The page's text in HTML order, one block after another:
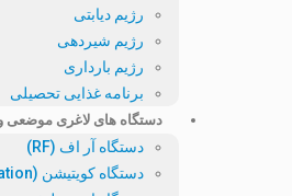
رژیم دیابتی
رژیم شیردهی
رژیم بارداری
برنامه غذایی تحصیلی
دستگاه های لاغری
دستگاه آر اف (RF)
دستگاه کویتیشن (Cavitation)